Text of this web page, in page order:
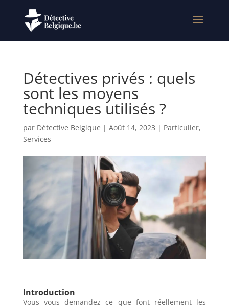
Détectives privés : quels
sont les moyens
techniques utilisés ?
par Détective Belgique | Août 14, 2023 | Particulier,
Services
Introduction
Vous vous demandez ce que font réellement les